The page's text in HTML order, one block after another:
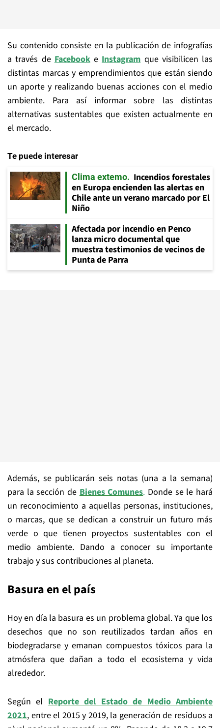
Su contenido consiste en la publicación de infografías
a través deFacebookeInstagramque visibilicen las
distintas marcas y emprendimientos que están siendo
un aporte y realizando buenas acciones con el medio
ambiente. Para así informar sobre las distintas
alternativas sustentables que existen actualmente en
el mercado.
Te puede interesar
Clima extemo
Incendios forestales
en Europa encienden las alertas en
Chile ante un verano marcado por El
Niño
Afectada por incendio en Penco
lanza micro documental que
muestra testimonios de vecinos de
Punta de Parra
Además, se publicarán seis notas (una a la semana)
para la sección deBienes Comunes. Donde se le hará
un reconocimiento a aquellas personas, instituciones,
o marcas, que se dedican a construir un futuro más
verde o que tienen proyectos sustentables con el
medio ambiente. Dando a conocer su importante
trabajo y sus contribuciones al planeta.
Basura en el país
Hoy en día la basura es un problema global. Ya que los
desechos que no son reutilizados tardan años en
biodegradarse y emanan compuestos tóxicos para la
atmósfera que dañan a todo el ecosistema y vida
alrededor.
Según elReporte del Estado de Medio Ambiente
2021, entre el 2015 y 2019, la generación de residuos a